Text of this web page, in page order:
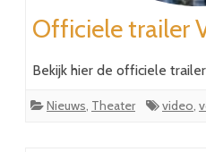
Officiele trailer
Bekijk hier de officiele
Nieuws, Theater video,